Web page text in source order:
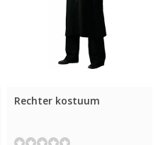
Rechter kostuum